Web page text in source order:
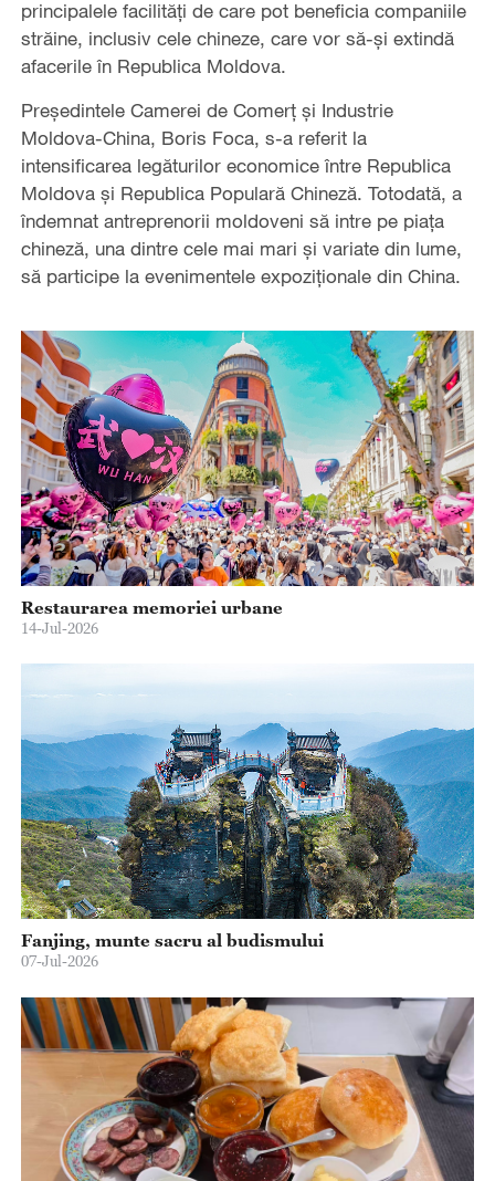
principalele facilități de care pot beneficia companiile
străine, inclusiv cele chineze, care vor să-și extindă
afacerile în Republica Moldova.
Președintele Camerei de Comerț și Industrie
Moldova-China, Boris Foca, s-a referit la
intensificarea legăturilor economice între Republica
Moldova și Republica Populară Chineză. Totodată, a
îndemnat antreprenorii moldoveni să intre pe piața
chineză, una dintre cele mai mari și variate din lume,
să participe la evenimentele expoziționale din China.
Restaurarea memoriei urbane
14-Jul-2026
Fanjing, munte sacru al budismului
07-Jul-2026